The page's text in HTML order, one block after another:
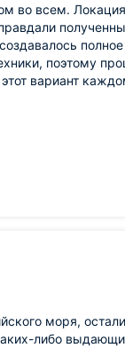
во всем.
поэтому
вариант
моря,
либо